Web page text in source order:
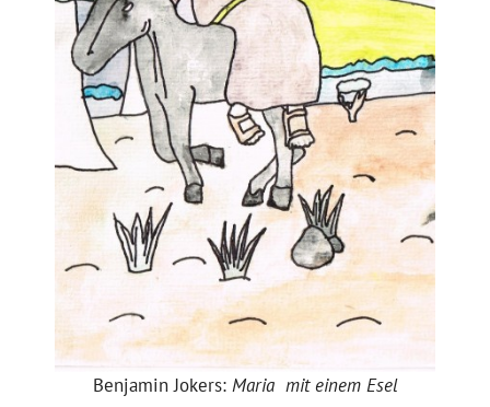
Benjamin Jokers: Maria mit einem Esel